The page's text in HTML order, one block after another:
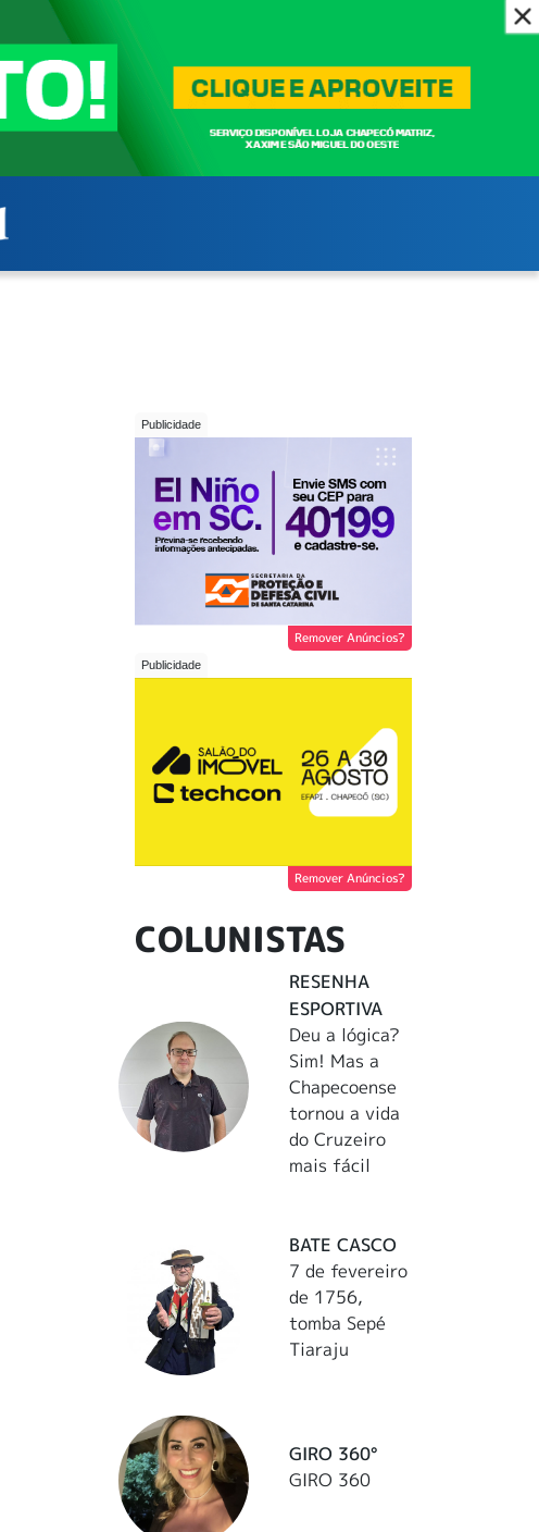
Remover Anúncios?
Remover Anúncios?
COLUNISTAS
RESENHA
ESPORTIVA
Deu a lógica?
Sim! Mas a
Chapecoense
tornou a vida
do Cruzeiro
mais fácil
BATE CASCO
7 de fevereiro
de 1756,
tomba Sepé
Tiaraju
GIRO 360°
GIRO 360